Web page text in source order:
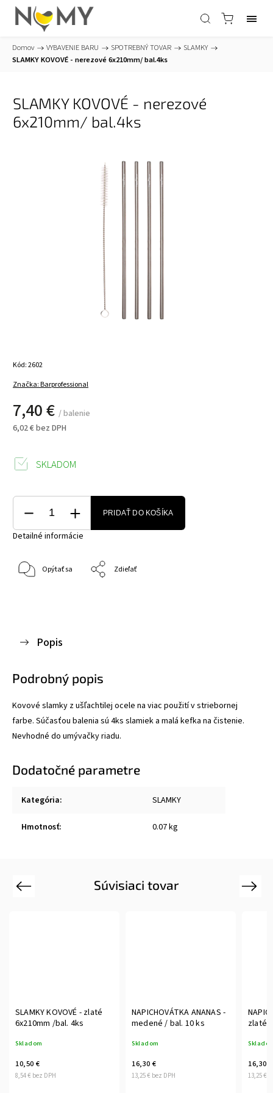
Domov / VYBAVENIE BARU / SPOTREBNÝ TOVAR / SLAMKY /
SLAMKY KOVOVÉ - nerezové 6x210mm/ bal.4ks
SLAMKY KOVOVÉ - nerezové
6x210mm/ bal.4ks
Kód:2602
Značka:Barprofessional
7,40 € / balenie
6,02 € bez DPH
SKLADOM
PRIDAŤ DO KOŠÍKA
Detailné informácie
Opýtať sa Zdieľať
Popis
Podrobný popis
Kovové slamky z ušľachtilej ocele na viac použití v striebornej
farbe. Súčasťou balenia sú 4ks slamiek a malá kefka na čistenie.
Nevhodné do umývačky riadu.
Dodatočné parametre
Kategória: SLAMKY
Hmotnosť: 0.07 kg
Súvisiaci tovar
Previous
SLAMKY KOVOVÉ - zlaté
6x210mm /bal. 4ks
Skladom
8,54 € bez DPH
10,50 €
NAPICHOVÁTKA ANANAS -
medené / bal. 10 ks
Skladom
13,25 € bez DPH
16,30 €
13,25 €
16,30 €
Next